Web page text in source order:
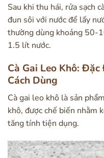
Sau khi thu hái, rửa sạch
đun sôi với nước để lấy
thường dùng khoảng 50-
1.5 lít nước.
Cà Gai Leo Khô:
Cách Dùng
Cà gai leo khô là sản
khô, được chế biến nhằm
tăng tính tiện dụng.